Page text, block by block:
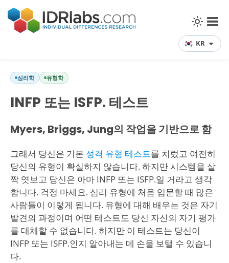
KR
심리학 유형학
INFP 또는 ISFP. 테스트
Myers, Briggs, Jung의 작업을 기반으로 함
그래서 당신은 기본 성격 유형 테스트를 치렀고 여전히
당신의 유형이 확실하지 않습니다. 하지만 시스템을 살
짝 엿보고 당신은 아마 INFP 또는 ISFP.일 거라고 생각
합니다. 걱정 마세요. 심리 유형에 처음 입문할 때 많은
사람들이 이렇게 됩니다. 유형에 대해 배우는 것은 자기
발견의 과정이며 어떤 테스트도 당신 자신의 자기 평가
를 대체할 수 없습니다. 하지만 이 테스트는 당신이
INFP 또는 ISFP.인지 알아내는 데 손을 보탤 수 있습니
다.